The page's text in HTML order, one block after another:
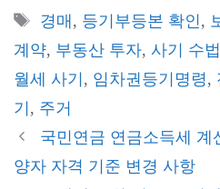
테
리
태
그
경매, 등기부등본 확인 ,
계약, 부동산 투자, 사기 수법
월세 사기 , 임차권등기명령,
기 , 주거
국민연금 연금소득세 계
양자 자격 기준 변경 사항